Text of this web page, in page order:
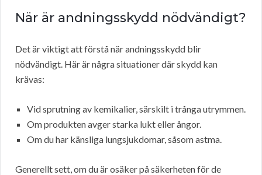
När är andningsskydd nödvändigt?
Det är viktigt att förstå när andningsskydd blir
nödvändigt. Här är några situationer där skydd kan
krävas:
Vid sprutning av kemikalier, särskilt i trånga utrymmen.
Om produkten avger starka lukt eller ångor.
Om du har känsliga lungsjukdomar, såsom astma.
Generellt sett, om du är osäker på säkerheten för de